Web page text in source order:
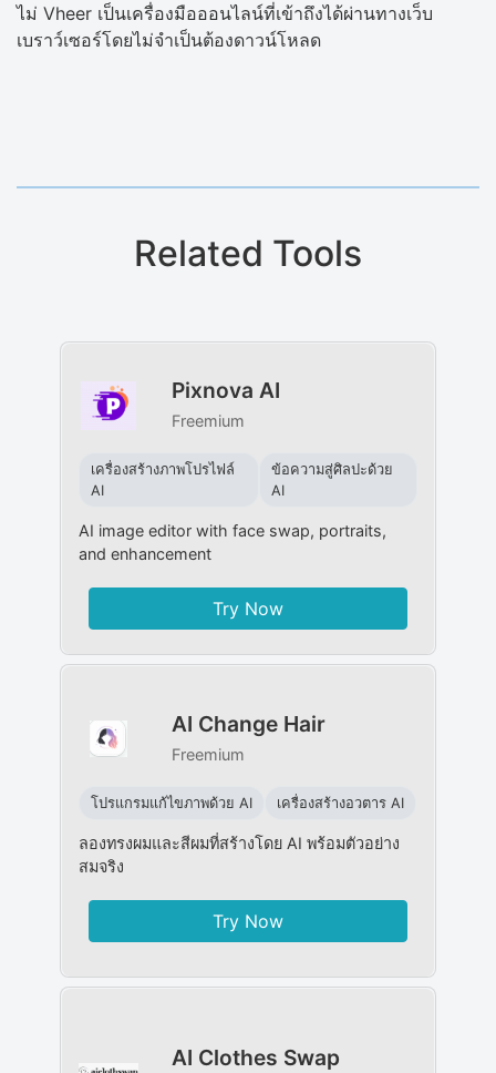
ไม่ Vheer เป็นเครื่องมือออนไลน์ที่เข้าถึงได้ผ่านทางเว็บ
เบราว์เซอร์โดยไม่จำเป็นต้องดาวน์โหลด
Related Tools
Pixnova AI
Freemium
เครื่องสร้างภาพโปรไฟล์
AI
ข้อความสู่ศิลปะด้วย
AI
AI image editor with face swap, portraits,
and enhancement
Try Now
AI Change Hair
Freemium
โปรแกรมแก้ไขภาพด้วย AI เครื่องสร้างอวตาร AI
ลองทรงผมและสีผมที่สร้างโดย AI พร้อมตัวอย่าง
สมจริง
Try Now
AI Clothes Swap